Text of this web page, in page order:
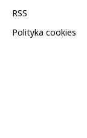
RSS
Polityka cookies